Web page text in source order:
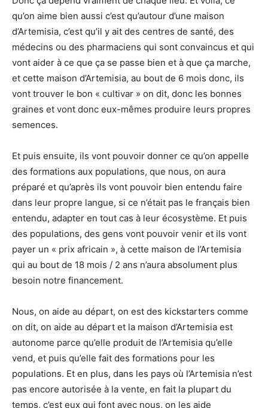
qu’on aime bien aussi c’est qu’autour d’une maison
d’Artemisia, c’est qu’il y ait des centres de santé, des
médecins ou des pharmaciens qui sont convaincus et qui
vont aider à ce que ça se passe bien et à que ça marche,
et cette maison d’Artemisia, au bout de 6 mois donc, ils
vont trouver le bon « cultivar » on dit, donc les bonnes
graines et vont donc eux-mêmes produire leurs propres
semences.
Et puis ensuite, ils vont pouvoir donner ce qu’on appelle
des formations aux populations, que nous, on aura
préparé et qu’après ils vont pouvoir bien entendu faire
dans leur propre langue, si ce n’était pas le français bien
entendu, adapter en tout cas à leur écosystème. Et puis
des populations, des gens vont pouvoir venir et ils vont
payer un « prix africain », à cette maison de l’Artemisia
qui au bout de 18 mois / 2 ans n’aura absolument plus
besoin notre financement.
Nous, on aide au départ, on est des kickstarters comme
on dit, on aide au départ et la maison d’Artemisia est
autonome parce qu’elle produit de l’Artemisia qu’elle
vend, et puis qu’elle fait des formations pour les
populations. Et en plus, dans les pays où l’Artemisia n’est
pas encore autorisée à la vente, en fait la plupart du
temps, c’est eux qui font avec nous, on les aide